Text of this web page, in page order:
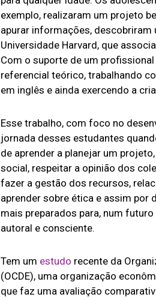
exemplo, realizaram um projeto
apurar informações,
Universidade Harvard, que
Com o suporte de um
referencial teórico, trabalhando
em inglês e ainda exercendo a
Esse trabalho, com foco no
jornada desses estudantes
de aprender a planejar um
social, respeitar a opinião dos
fazer a gestão dos recursos,
aprender sobre ética e assim por
mais preparados para, num
autoral e consciente.
Tem um estudo recente da
(OCDE), uma organização
que faz uma avaliação